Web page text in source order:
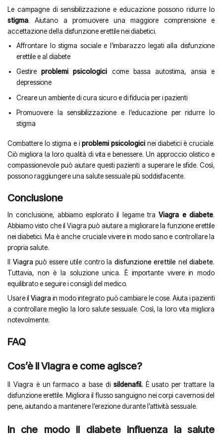
Le campagne di sensibilizzazione e educazione possono ridurre lo
stigma. Aiutano a promuovere una maggiore comprensione e
accettazione della disfunzione erettile nei diabetici.
Affrontare lo stigma sociale e l’imbarazzo legati alla disfunzione
erettile e al diabete
Gestireproblemi psicologici come bassa autostima, ansia e
depressione
Creare un ambiente di cura sicuro e di fiducia per i pazienti
Promuovere la sensibilizzazione e l’educazione per ridurre lo
stigma
Combattere lo stigma e i problemi psicologici nei diabetici è cruciale.
Ciò migliora la loro qualità di vita e benessere. Un approccio olistico e
compassionevole può aiutare questi pazienti a superare le sfide. Così,
possono raggiungere una salute sessuale più soddisfacente.
Conclusione
In conclusione, abbiamo esplorato il legame traViagra e diabete.
Abbiamo visto che il Viagra può aiutare a migliorare la funzione erettile
nei diabetici. Ma è anche cruciale vivere in modo sano e controllare la
propria salute.
Viagrapuò essere utile contro la disfunzione erettile nel diabete.
Tuttavia, non è la soluzione unica. È importante vivere in modo
equilibrato e seguire i consigli del medico.
Usare ilViagrain modo integrato può cambiare le cose. Aiuta i pazienti
a controllare meglio la loro salute sessuale. Così, la loro vita migliora
notevolmente.
FAQ
Cos’è il Viagra e come agisce?
Il Viagra è un farmaco a base di sildenafil.È usato per trattare la
disfunzione erettile. Migliora il flusso sanguigno nei corpi cavernosi del
pene, aiutando a mantenere l’erezione durante l’attività sessuale.
In che modo il diabete influenza la salute